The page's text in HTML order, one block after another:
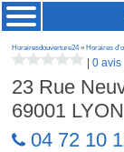
Horairesdouverture24» Horaires
|0 avis
23 Rue
69001 LYON
04 72 10